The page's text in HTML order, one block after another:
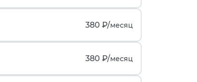
380 ₽/месяц
380 ₽/месяц